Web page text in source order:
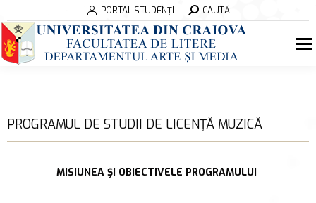
PORTAL STUDENȚI Search:CAUTĂ
PROGRAMUL DE STUDII DE LICENȚĂ MUZICĂ
MISIUNEA ȘI OBIECTIVELE PROGRAMULUI